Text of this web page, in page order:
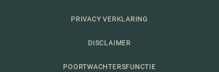
PRIVACY VERKLARING
DISCLAIMER
POORTWACHTERSFUNCTIE